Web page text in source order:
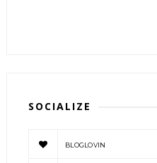
SOCIALIZE
BLOGLOVIN